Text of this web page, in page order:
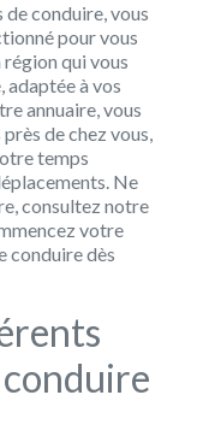
conduire, vous
pour vous
qui vous
à vos
annuaire, vous
de chez vous,
temps
Ne
consultez notre
votre
conduire dès